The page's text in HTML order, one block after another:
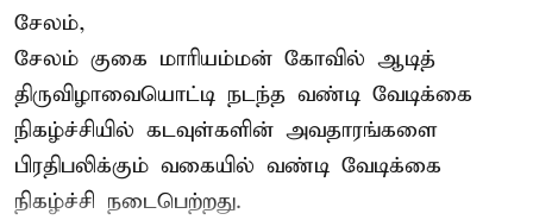
சேலம்,
சேலம் குகை மாரியம்மன் கோவில் ஆடித்
திருவிழாவையொட்டி நடந்த வண்டி வேடிக்கை
நிகழ்ச்சியில் கடவுள்களின் அவதாரங்களை
பிரதிபலிக்கும் வகையில் வண்டி வேடிக்கை
நிகழ்ச்சி நடைபெற்றது.